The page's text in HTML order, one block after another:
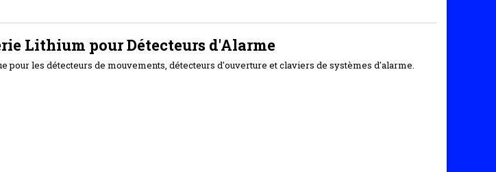
Lithium pour Détecteurs d'Alarme
pour les détecteurs de mouvements, détecteurs d'ouverture et claviers de systèmes d'alarme.